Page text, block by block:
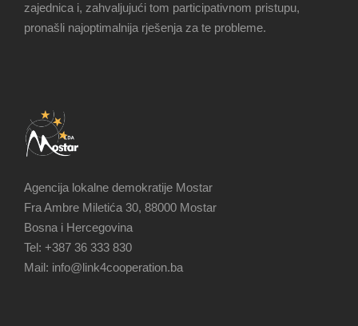
zajednica i, zahvaljujući tom participativnom pristupu,
pronašli najoptimalnija rješenja za te probleme.
Agencija lokalne demokratije Mostar
Fra Ambre Miletića 30, 88000 Mostar
Bosna i Hercegovina
Tel: +387 36 333 830
Mail: info@link4cooperation.ba